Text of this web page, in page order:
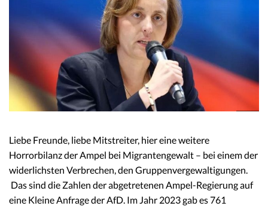
Liebe Freunde, liebe Mitstreiter, hier eine weitere
Horrorbilanz der Ampel bei Migrantengewalt – bei einem der
widerlichsten Verbrechen, den Gruppenvergewaltigungen.
Das sind die Zahlen der abgetretenen Ampel-Regierung auf
eine Kleine Anfrage der AfD. Im Jahr 2023 gab es 761